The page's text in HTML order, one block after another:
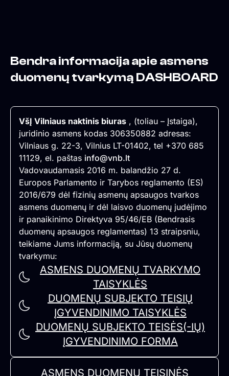
Bendra informacija apie asmens
duomenų tvarkymą DASHBOARD
VšĮ Vilniaus naktinis biuras , (toliau – Įstaiga),
juridinio asmens kodas 306350882 adresas:
Vilniaus g. 22-3, Vilnius LT-01402, tel +370 685
11129, el. paštas info@vnb.lt
Vadovaudamasis 2016 m. balandžio 27 d.
Europos Parlamento ir Tarybos reglamento (ES)
2016/679 dėl fizinių asmenų apsaugos tvarkos
asmens duomenų ir dėl laisvo duomenų judėjimo
ir panaikinimo Direktyva 95/46/EB (Bendrasis
duomenų apsaugos reglamentas) 13 straipsniu,
teikiame Jums informaciją, su Jūsų duomenų
tvarkymu:
ASMENS DUOMENŲ TVARKYMO
TAISYKLĖS
DUOMENŲ SUBJEKTO TEISIŲ
ĮGYVENDINIMO TAISYKLĖS
DUOMENŲ SUBJEKTO TEISĖS(-IŲ)
ĮGYVENDINIMO FORMA
ASMENS DUOMENŲ TEISINĖS